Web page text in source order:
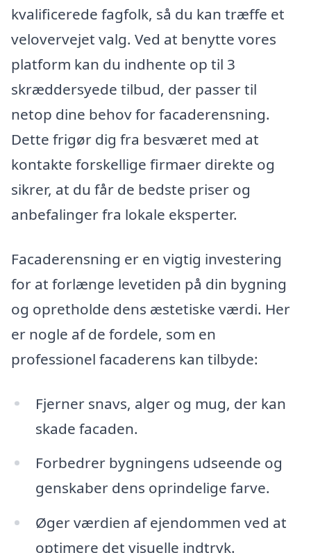
kvalificerede fagfolk, så du kan træffe et
velovervejet valg. Ved at benytte vores
platform kan du indhente op til 3
skræddersyede tilbud, der passer til
netop dine behov for facaderensning.
Dette frigør dig fra besværet med at
kontakte forskellige firmaer direkte og
sikrer, at du får de bedste priser og
anbefalinger fra lokale eksperter.
Facaderensning er en vigtig investering
for at forlænge levetiden på din bygning
og opretholde dens æstetiske værdi. Her
er nogle af de fordele, som en
professionel facaderens kan tilbyde:
Fjerner snavs, alger og mug, der kan
skade facaden.
Forbedrer bygningens udseende og
genskaber dens oprindelige farve.
Øger værdien af ejendommen ved at
optimere det visuelle indtryk.